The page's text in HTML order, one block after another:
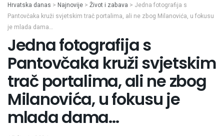
Hrvatska danas > Najnovije > Život i zabava > Jedna fotografija s
Pantovčaka kruži svjetskim trač portalima, ali ne zbog Milanovića, u fokusu
je mlada dama…
Jedna fotografija s
Pantovčaka kruži svjetskim
trač portalima, ali ne zbog
Milanovića, u fokusu je
mlada dama…